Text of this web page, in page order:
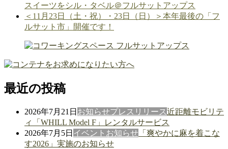
スイーツをシル・タベル＠フルサットアップス
＜11月23日（土・祝）・23日（日）＞本年最後の「フ
ルサット市」開催です！
最近の投稿
2026年7月21日 お知らせプレスリリース近距離モビリテ
ィ「WHILL Model F」レンタルサービス
2026年7月5日 イベント お知らせ 「爽やかに麻を着こな
す2026」実施のお知らせ